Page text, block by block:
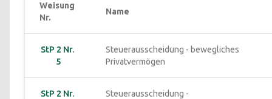
Weisung
Nr.
Name
StP 2 Nr.
5
Steuerausscheidung - bewegliches
Privatvermögen
StP 2 Nr.
Steuerausscheidung -